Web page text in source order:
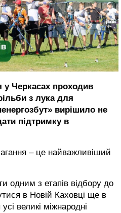
у Черкасах проходив
з лука для
вирішило не
підтримку в
– це найважливіший
одним з етапів відбору до
в Новій Каховці ще в
великі міжнародні